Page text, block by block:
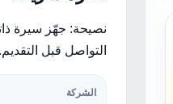
نصيحة: جهّز سيرة
التواصل قبل التقديم.
الشركة